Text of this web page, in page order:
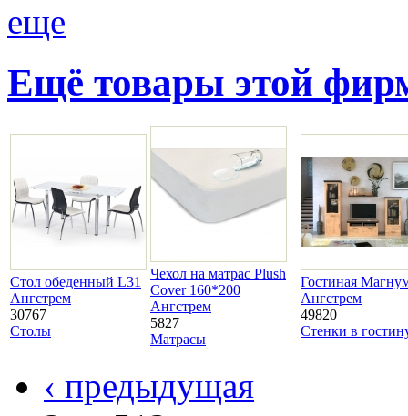
еще
Ещё товары этой
Стол обеденный L31
Ангстрем
30767
Столы
Чехол на матрас Plush
Cover 160*200
Ангстрем
5827
Матрасы
Гостиная
Ангстрем
49820
Стенки в
‹ предыдущая